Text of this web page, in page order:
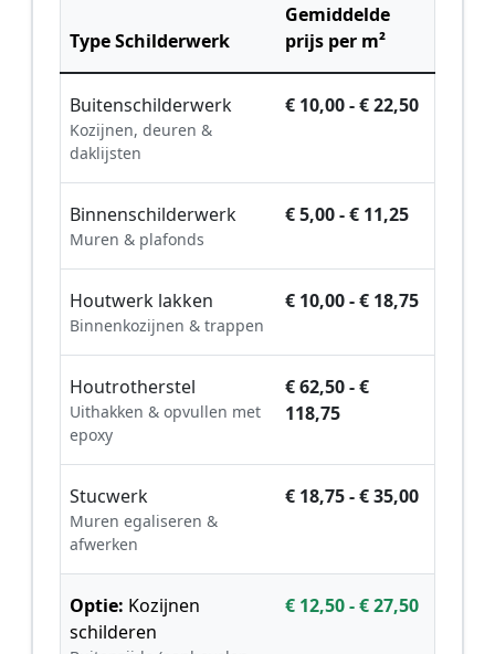
Type Schilderwerk
Gemiddelde
prijs per m²
Buitenschilderwerk
Kozijnen, deuren &
daklijsten
€ 10,00 - € 22,50
Binnenschilderwerk
Muren & plafonds
€ 5,00 - € 11,25
Houtwerk lakken
Binnenkozijnen & trappen
€ 10,00 - € 18,75
Houtrotherstel
Uithakken & opvullen met
epoxy
€ 62,50 - €
118,75
Stucwerk
Muren egaliseren &
afwerken
€ 18,75 - € 35,00
Optie: Kozijnen
schilderen
€ 12,50 - € 27,50